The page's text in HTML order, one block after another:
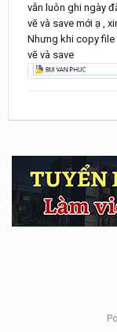
vẫn luôn ghi ngày
vẽ và save mới ạ ,
Nhưng khi copy
vẽ và save